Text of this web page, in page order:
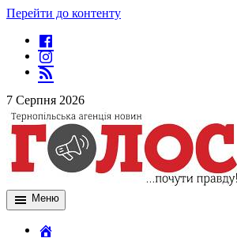
Перейти до контенту
7 Серпня 2026
Меню